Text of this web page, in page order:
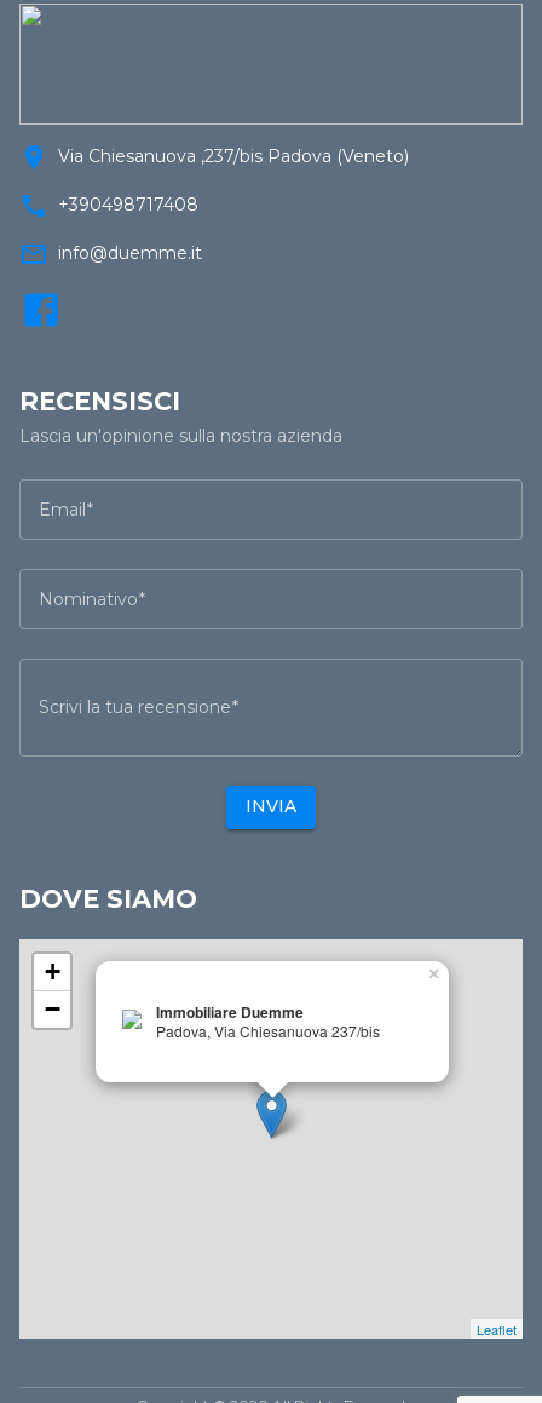
location_on Via Chiesanuova ,237/bis Padova (Veneto)
call +390498717408
mail_outline info@duemme.it
RECENSISCI
Lascia un'opinione sulla nostra azienda
Email
Nominativo
Scrivi la tua recensione
INVIA
DOVE SIAMO
Immobiliare Duemme
Padova, Via Chiesanuova 237/bis
×
+
−
Leaflet